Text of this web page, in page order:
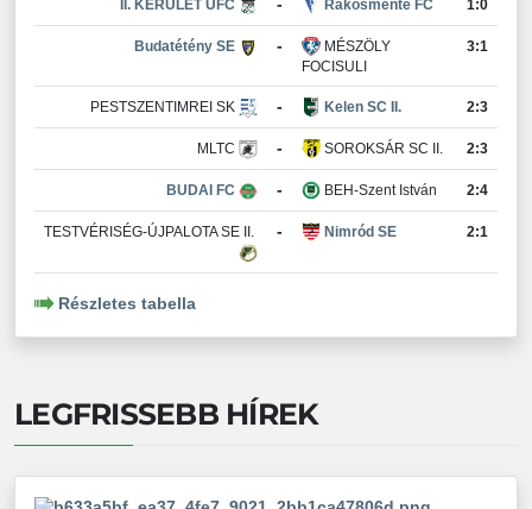
II. KERÜLET UFC Rákosmente FC 1:0
Budatétény SE -
MÉSZÖLY
FOCISULI
3:1
PESTSZENTIMREI SK - Kelen SC II. 2:3
MLTC - SOROKSÁR SC II. 2:3
BUDAI FC - BEH-Szent István 2:4
TESTVÉRISÉG-ÚJPALOTA SE II. - Nimród SE 2:1
Részletes tabella
LEGFRISSEBB HÍREK